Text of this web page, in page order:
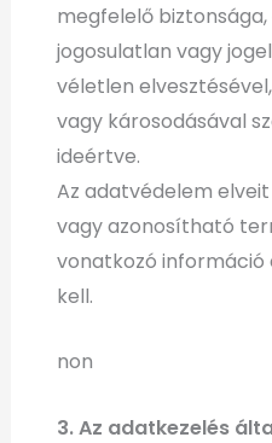
megfelelő
jogosulatlan vagy
véletlen
vagy károsodásával
ideértve.
Az adatvédelem
vagy azonosítható
vonatkozó információ
kell.
non
3. Az adatkezelés